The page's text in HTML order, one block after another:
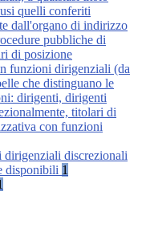
quelli conferiti
dall'organo di indirizzo
pubbliche di
di posizione
funzioni dirigenziali (da
che distinguano le
dirigenti, dirigenti
titolari di
con funzioni
dirigenziali discrezionali
disponibili 1